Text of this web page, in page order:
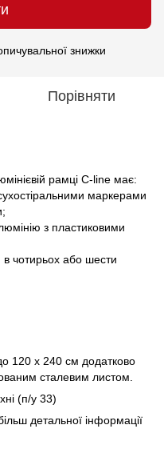
знижки
Порівняти
рамці C-line має:
маркерами
з пластиковими
в чотирьох або шести
120 х 240 см додатково
сталевим листом.
(п/у 33)
детальної інформації